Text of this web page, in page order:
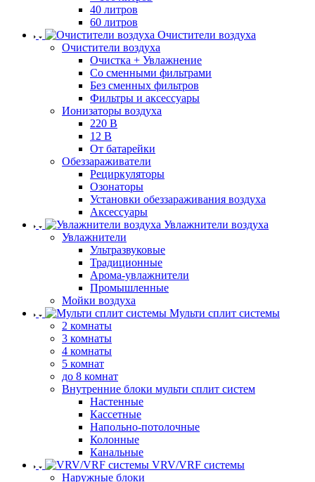
40 литров
60 литров
Очистители воздуха
Очистители воздуха
Очистка + Увлажнение
Cо сменными фильтрами
Без сменных фильтров
Фильтры и аксессуары
Ионизаторы воздуха
220 В
12 В
От батарейки
Обеззараживатели
Рециркуляторы
Озонаторы
Установки обеззараживания воздуха
Аксессуары
Увлажнители воздуха
Увлажнители
Ультразвуковые
Традиционные
Арома-увлажнители
Промышленные
Мойки воздуха
Мульти сплит системы
2 комнаты
3 комнаты
4 комнаты
5 комнат
до 8 комнат
Внутренние блоки мульти сплит систем
Настенные
Кассетные
Напольно-потолочные
Колонные
Канальные
VRV/VRF системы
Наружные блоки